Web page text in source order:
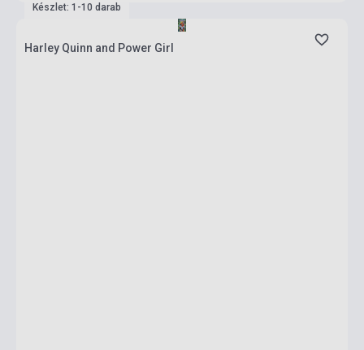
Készlet: 1-10 darab
Harley Quinn and Power Girl